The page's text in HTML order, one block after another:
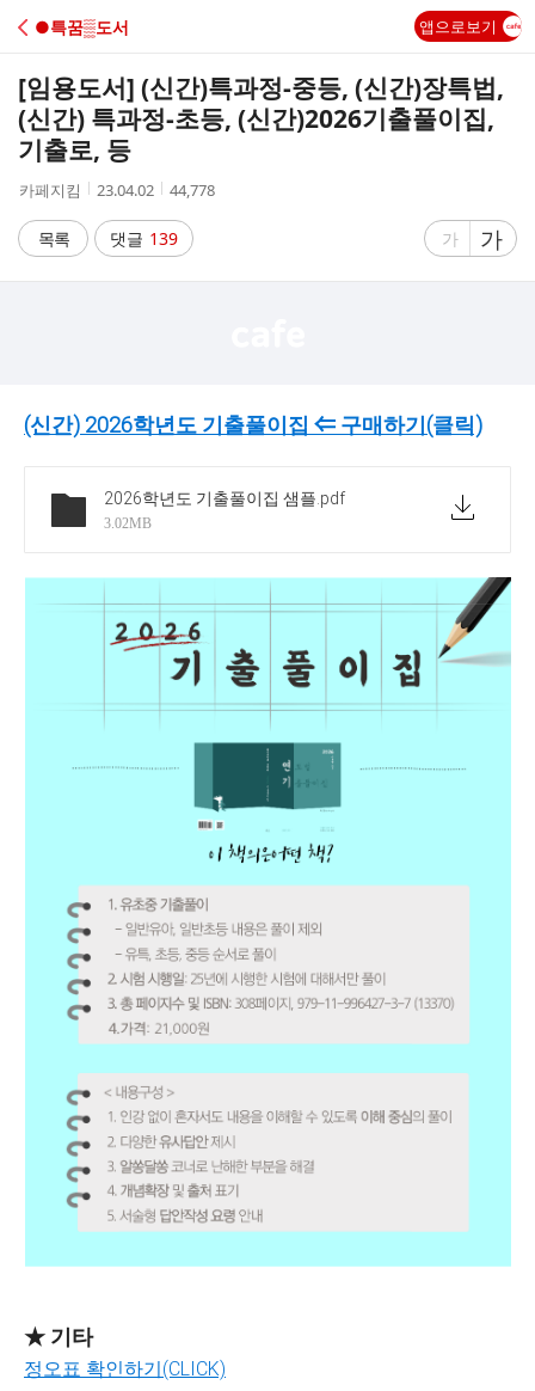
C
A
●특꿈▒도서 앱으로보기
[임용도서] (신간)특과정-중등, (신간)장특법,
(신간) 특과정-초등, (신간)2026기출풀이집,
기출로, 등
작
자
카페지킴
작
시
간
23.04.02
조
수
44,778
목록 댓글 139
글
게
가
글
자
게
가
(신간) 2026학년도 기출풀이집 ⇐ 구매하기(클릭)
2026학년도 기출풀이집 샘플 .pdf
3.02MB
★ 기타
정오표 확인하기(CLICK)